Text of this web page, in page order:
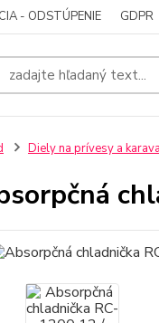
- ODSTÚPENIE GDPR
Diely na prívesy a